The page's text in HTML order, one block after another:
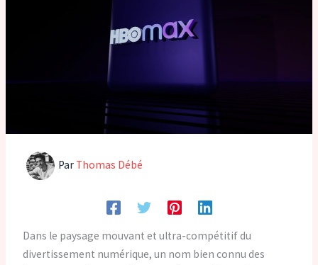
Par Thomas Débé
Dans le paysage mouvant et ultra-compétitif du
divertissement numérique, un nom bien connu des